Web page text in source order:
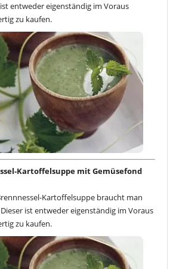
entweder eigenständig im Voraus
zu kaufen.
Kartoffelsuppe mit Gemüsefond
Kartoffelsuppe braucht man
ist entweder eigenständig im Voraus
zu kaufen.